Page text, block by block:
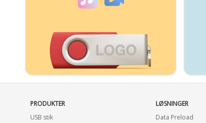
PRODUKTER
USB stik
LØSNINGER
Data Preload